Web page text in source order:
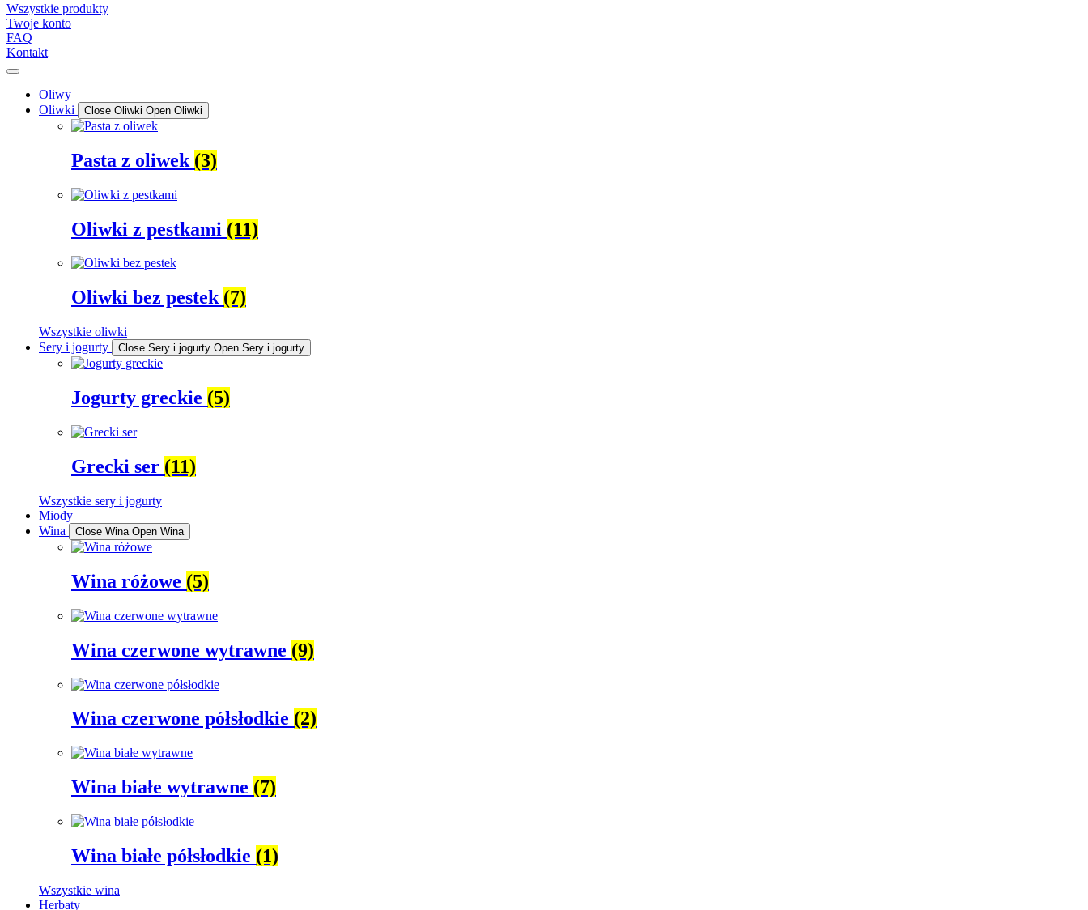
Wszystkie produkty
Twoje konto
FAQ
Kontakt
Oliwy
Oliwki
Close Oliwki Open Oliwki
Pasta z oliwek (3)
Oliwki z pestkami (11)
Oliwki bez pestek (7)
Wszystkie oliwki
Sery i jogurty
Close Sery i jogurty Open Sery i jogurty
Jogurty greckie (5)
Grecki ser (11)
Wszystkie sery i jogurty
Miody
Wina
Close Wina Open Wina
Wina różowe (5)
Wina czerwone wytrawne (9)
Wina czerwone półsłodkie (2)
Wina białe wytrawne (7)
Wina białe półsłodkie (1)
Wszystkie wina
Herbaty